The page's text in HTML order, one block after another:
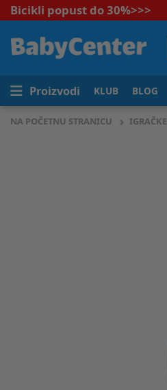
Bicikli popust do 30%>>>
Proizvodi KLUB BLOG
NA POČETNU STRANICU IGRAČKE